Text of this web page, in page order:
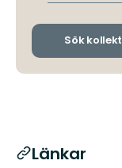
Sök
Länkar